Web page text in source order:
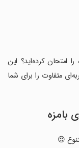
را امتحان کرده‌اید؟ این
متفاوت را برای شما
بامزه
😍